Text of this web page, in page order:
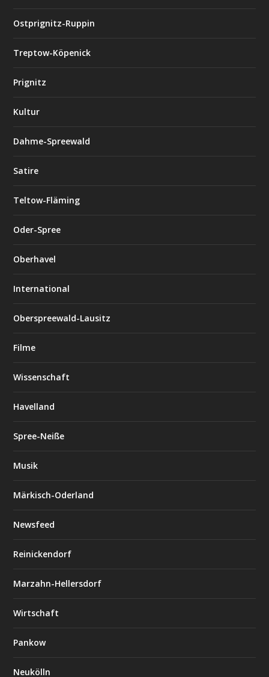
Ostprignitz-Ruppin
Treptow-Köpenick
Prignitz
Kultur
Dahme-Spreewald
Satire
Teltow-Fläming
Oder-Spree
Oberhavel
International
Oberspreewald-Lausitz
Filme
Wissenschaft
Havelland
Spree-Neiße
Musik
Märkisch-Oderland
Newsfeed
Reinickendorf
Marzahn-Hellersdorf
Wirtschaft
Pankow
Neukölln